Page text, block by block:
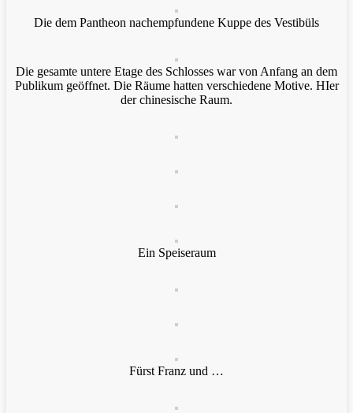
Die dem Pantheon nachempfundene Kuppe des Vestibüls
Die gesamte untere Etage des Schlosses war von Anfang an dem
Publikum geöffnet. Die Räume hatten verschiedene Motive. HIer
der chinesische Raum.
Ein Speiseraum
Fürst Franz und …